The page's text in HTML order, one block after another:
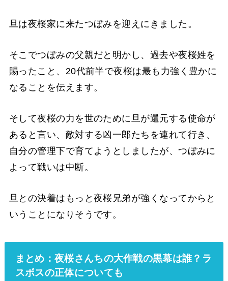
旦は夜桜家に来たつぼみを迎えにきました。
そこでつぼみの父親だと明かし、過去や夜桜姓を
賜ったこと、20代前半で夜桜は最も力強く豊かに
なることを伝えます。
そして夜桜の力を世のために旦が還元する使命が
あると言い、敵対する凶一郎たちを連れて行き、
自分の管理下で育てようとしましたが、つぼみに
よって戦いは中断。
旦との決着はもっと夜桜兄弟が強くなってからと
いうことになりそうです。
まとめ：夜桜さんちの大作戦の黒幕は誰？ラ
スボスの正体についても